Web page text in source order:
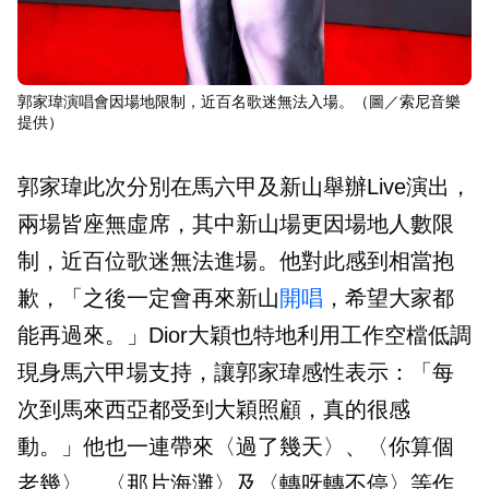
郭家瑋演唱會因場地限制，近百名歌迷無法入場。（圖／索尼音樂
提供）
郭家瑋此次分別在馬六甲及新山舉辦Live演出，
兩場皆座無虛席，其中新山場更因場地人數限
制，近百位歌迷無法進場。他對此感到相當抱
歉，「之後一定會再來新山開唱 ，希望大家都
能再過來。」Dior大穎也特地利用工作空檔低調
現身馬六甲場支持，讓郭家瑋感性表示：「每
次到馬來西亞都受到大穎照顧，真的很感
動。」他也一連帶來〈過了幾天〉、〈你算個
老幾〉、〈那片海灘〉及〈轉呀轉不停〉等作